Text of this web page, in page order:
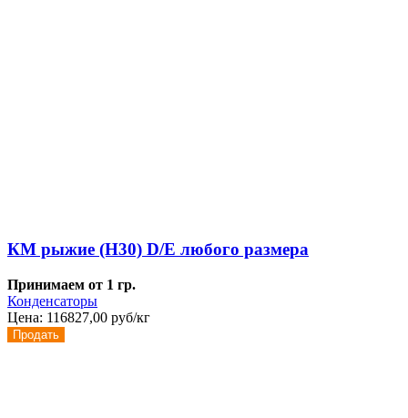
КМ рыжие (Н30) D/E любого размера
Принимаем от 1 гр.
Конденсаторы
Цена: 116827,00 руб/кг
Продать